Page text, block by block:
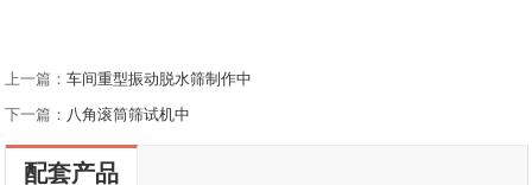
上一篇：车间重型振动脱水筛制作中
下一篇： 八角滚筒筛试机中
配套产品